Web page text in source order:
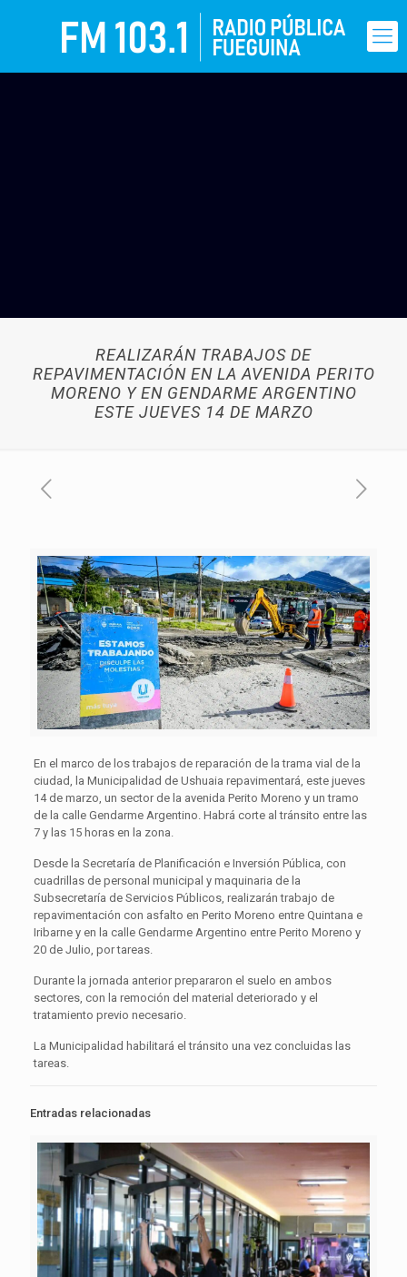
REALIZARÁN TRABAJOS DE
REPAVIMENTACIÓN EN LA AVENIDA PERITO
MORENO Y EN GENDARME ARGENTINO
ESTE JUEVES 14 DE MARZO
En el marco de los trabajos de reparación de la trama vial de la
ciudad, la Municipalidad de Ushuaia repavimentará, este jueves
14 de marzo, un sector de la avenida Perito Moreno y un tramo
de la calle Gendarme Argentino. Habrá corte al tránsito entre las
7 y las 15 horas en la zona.
Desde la Secretaría de Planificación e Inversión Pública, con
cuadrillas de personal municipal y maquinaria de la
Subsecretaría de Servicios Públicos, realizarán trabajo de
repavimentación con asfalto en Perito Moreno entre Quintana e
Iribarne y en la calle Gendarme Argentino entre Perito Moreno y
20 de Julio, por tareas.
Durante la jornada anterior prepararon el suelo en ambos
sectores, con la remoción del material deteriorado y el
tratamiento previo necesario.
La Municipalidad habilitará el tránsito una vez concluidas las
tareas.
Entradas relacionadas